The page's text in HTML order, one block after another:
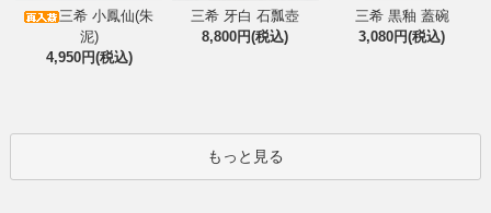
三希 小鳳仙(朱
泥)
4,950円(税込)
三希 牙白 石瓢壺
8,800円(税込)
三希 黒釉 蓋碗
3,080円(税込)
もっと見る